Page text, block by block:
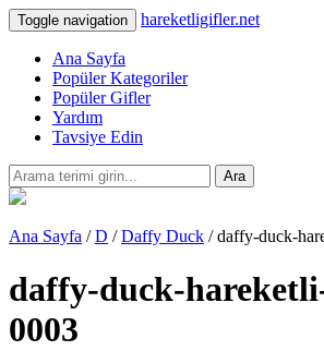
Toggle navigation hareketligifler.net
Ana Sayfa
Popüler Kategoriler
Popüler Gifler
Yardım
Tavsiye Edin
Ara
Ana Sayfa /D /Daffy Duck / daffy-duck-
daffy-duck-
0003